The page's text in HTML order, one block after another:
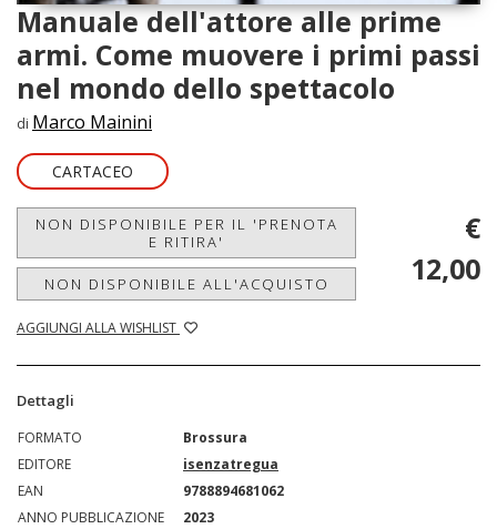
Manuale dell'attore alle prime
armi. Come muovere i primi passi
nel mondo dello spettacolo
di Marco Mainini
CARTACEO
NON DISPONIBILE PER IL 'PRENOTA
E RITIRA'
NON DISPONIBILE ALL'ACQUISTO
AGGIUNGI ALLA WISHLIST
€
12,00
Dettagli
FORMATO
Brossura
EDITORE
isenzatregua
EAN
9788894681062
ANNO PUBBLICAZIONE
2023